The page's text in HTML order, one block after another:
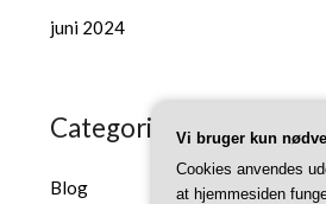
juni 2024
Categories
Blog
Vi bruger kun
Cookies anvendes
at hjemmesiden